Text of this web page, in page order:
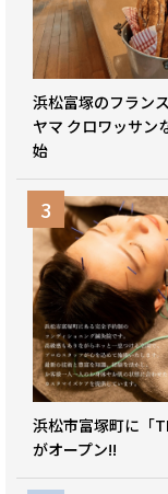
浜松富塚のフラン
ヤマ クロワッサン
始
浜松市富塚町に「
がオープン!!